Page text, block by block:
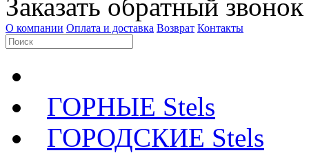
Заказать обратный звонок
О компании Оплата и доставка Возврат Контакты
ГОРНЫЕ Stels
ГОРОДСКИЕ Stels